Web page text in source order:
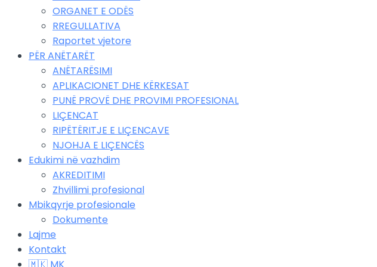
ORGANET E ODËS
RREGULLATIVA
Raportet vjetore
PËR ANËTARËT
ANËTARËSIMI
APLIKACIONET DHE KËRKESAT
PUNË PROVË DHE PROVIMI PROFESIONAL
LIÇENCAT
RIPËTËRITJE E LIÇENCAVE
NJOHJA E LIÇENCËS
Edukimi në vazhdim
AKREDITIMI
Zhvillimi profesional
Mbikqyrje profesionale
Dokumente
Lajme
Kontakt
🇲🇰 MK